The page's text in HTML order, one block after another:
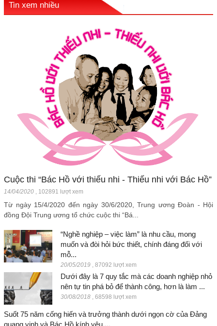
Tin xem nhiều
Cuộc thi “Bác Hồ với thiếu nhi - Thiếu nhi với Bác Hồ”
14/04/2020 102891 lượt xem
Từ ngày 15/4/2020 đến ngày 30/6/2020, Trung ương Đoàn - Hội
đồng Đội Trung ương tổ chức cuộc thi “Bá...
“Nghề nghiệp – việc làm” là nhu cầu, mong
muốn và đòi hỏi bức thiết, chính đáng đối với
mỗ...
20/05/2019 87092 lượt xem
Dưới đây là 7 quy tắc mà các doanh nghiệp nhỏ
nên tự tin phá bỏ để thành công, hơn là làm ...
30/08/2018 68598 lượt xem
Suốt 75 năm cống hiến và trưởng thành dưới ngọn cờ của Đảng
quang vinh và Bác Hồ kính yêu,...